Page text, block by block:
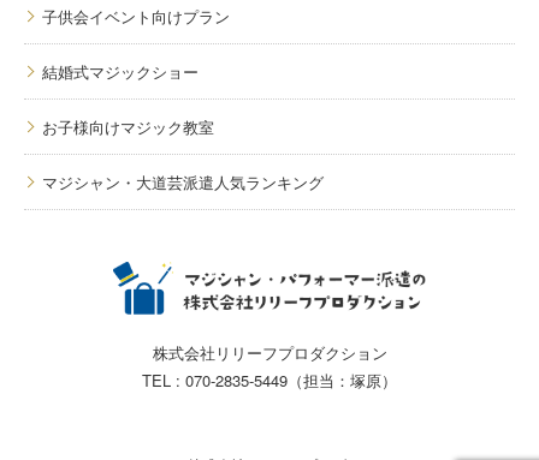
子供会イベント向けプラン
結婚式マジックショー
お子様向けマジック教室
マジシャン・大道芸派遣人気ランキング
株式会社リリーフプロダクション
TEL : 070-2835-5449（担当：塚原）